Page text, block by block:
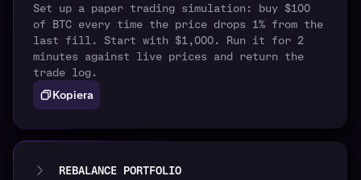
Set up a paper trading simulation: buy $100
of BTC every time the price drops 1% from the
last fill. Start with $1,000. Run it for 2
minutes against live prices and return the
trade log.
Kopiera
REBALANCE PORTFOLIO